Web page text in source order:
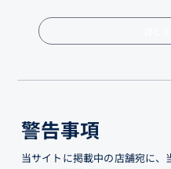
警告事項
当サイトに掲載中の店舗宛に